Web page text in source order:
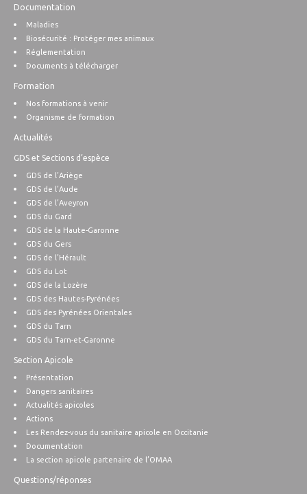
Documentation
Maladies
Biosécurité : Protéger mes animaux
Réglementation
Documents à télécharger
Formation
Nos formations à venir
Organisme de formation
Actualités
GDS et Sections d’espèce
GDS de l’Ariège
GDS de l’Aude
GDS de l’Aveyron
GDS du Gard
GDS de la Haute-Garonne
GDS du Gers
GDS de l’Hérault
GDS du Lot
GDS de la Lozère
GDS des Hautes-Pyrénées
GDS des Pyrénées Orientales
GDS du Tarn
GDS du Tarn-et-Garonne
Section Apicole
Présentation
Dangers sanitaires
Actualités apicoles
Actions
Les Rendez-vous du sanitaire apicole en Occitanie
Documentation
La section apicole partenaire de l’OMAA
Questions/réponses